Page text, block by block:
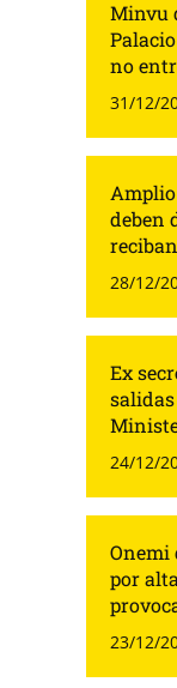
Minvu
no
31/12/
deben
28/12/
Ex
24/12/
Onemi
por
23/12/